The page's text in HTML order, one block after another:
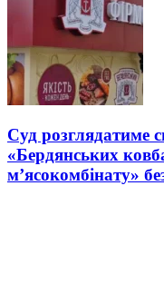
Суд розглядатиме
«Бердянських
м’ясокомбінату»